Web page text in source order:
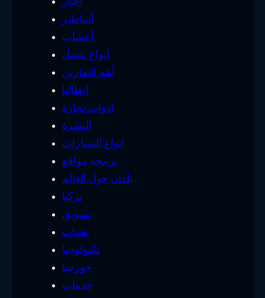
أساطير
أعشاب
أنواع عسل
أهم التمارين
إيطاليا
ادوات نجارة
البشرة
انواع السيارات
برمجة مواقع
بلدان حول العالم
تركيا
تسويق
تقنيات
تكنولوجيا
جورجيا
خدمات